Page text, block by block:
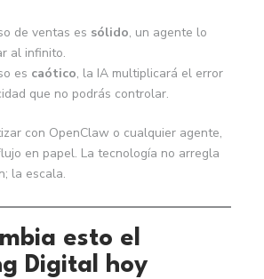
de ventas es sólido, un agente lo
al infinito.
es caótico, la IA multiplicará el error
que no podrás controlar.
con OpenClaw o cualquier agente,
en papel. La tecnología no arregla
la escala.
esto el
Digital hoy